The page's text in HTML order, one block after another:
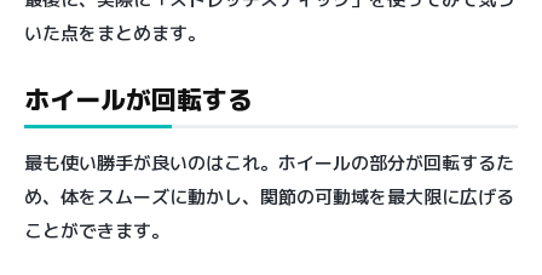
いた点をまとめます。
ホイールが回転する
最も使い勝手が良いのはこれ。ホイールの部分が回転するた
め、体をスムーズに動かし、関節の可動域を最大限に広げる
ことができます。